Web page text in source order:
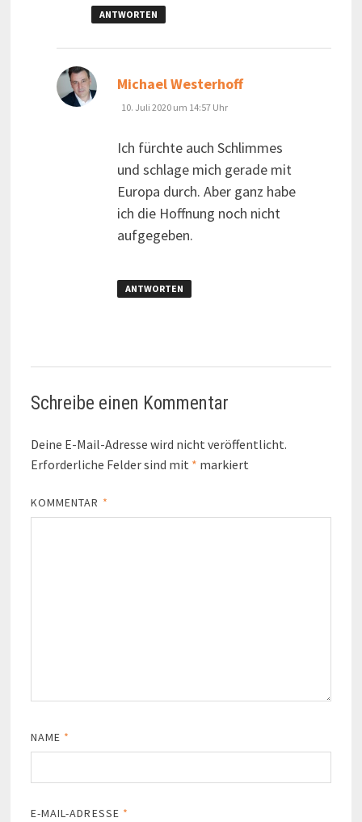
ANTWORTEN
Michael Westerhoffsagt:
10. Juli 2020 um 14:57 Uhr
Ich fürchte auch Schlimmes
und schlage mich gerade mit
Europa durch. Aber ganz habe
ich die Hoffnung noch nicht
aufgegeben.
ANTWORTEN
Schreibe einen Kommentar
Deine E-Mail-Adresse wird nicht veröffentlicht.
Erforderliche Felder sind mit * markiert
KOMMENTAR *
NAME *
E-MAIL-ADRESSE *